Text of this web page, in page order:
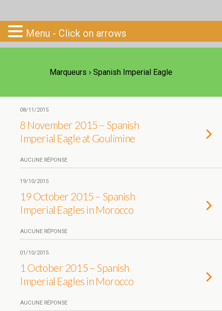
Go-South
Marqueurs › Spanish Imperial Eagle
08/11/2015
8 November 2015 – Spanish
Imperial Eagle at Goulimine
AUCUNE RÉPONSE
19/10/2015
19 October 2015 – Spanish
Imperial Eagles in Morocco
AUCUNE RÉPONSE
01/10/2015
1 October 2015 – Spanish
Imperial Eagles in Morocco
AUCUNE RÉPONSE
Menu - Click on arrows